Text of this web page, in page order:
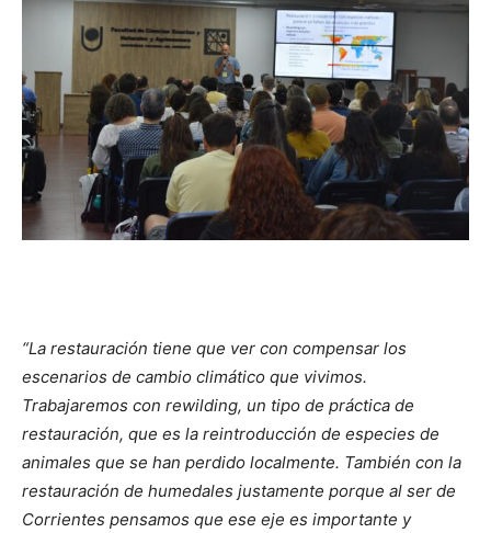
“La restauración tiene que ver con compensar los
escenarios de cambio climático que vivimos.
Trabajaremos con rewilding, un tipo de práctica de
restauración, que es la reintroducción de especies de
animales que se han perdido localmente. También con la
restauración de humedales justamente porque al ser de
Corrientes pensamos que ese eje es importante y